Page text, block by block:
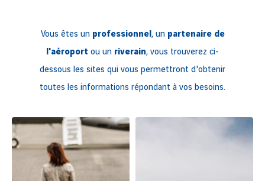
Vous êtes un professionnel , un partenaire de
l'aéroport ou un riverain, vous trouverez ci-
dessous les sites qui vous permettront d'obtenir
toutes les informations répondant à vos besoins.